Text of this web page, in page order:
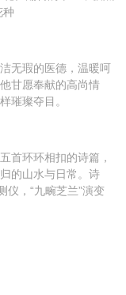
种
无瑕的医德，温暖呵
甘愿奉献的高尚情
璀璨夺目。
首环环相扣的诗篇，
的山水与日常。诗
仪，“九畹芝兰”演变